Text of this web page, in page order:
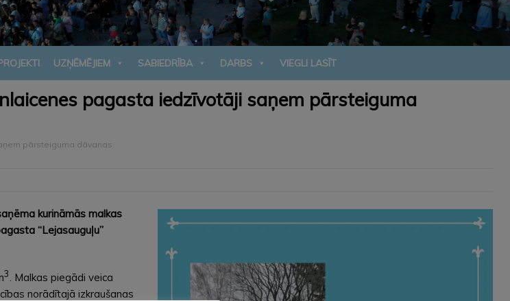
UZŅĒMĒJIEM SABIEDRĪBA DARBS VIEGLI LASĪT
pagasta iedzīvotāji saņem pārsteiguma
pārsteiguma dāvanas
kurināmās malkas
“Lejasauguļu”
3. Malkas piegādi veica
norādītajā izkraušanas